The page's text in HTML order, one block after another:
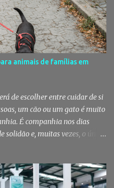
ação desenvolvida pelo
a GNR, "no âmbito de
da Guarda detetaram
referenciado pela prática de
circunstância que
policiais. Foi no decorrer
um suspeito no interior
flagrante De ...
animais de famílias em
de escolher entre cuidar de si
um cão ou um gato é muito
É companhia nos dias
solidão e, muitas vezes, o único
aos animais pertencentes a
Emergência Social,